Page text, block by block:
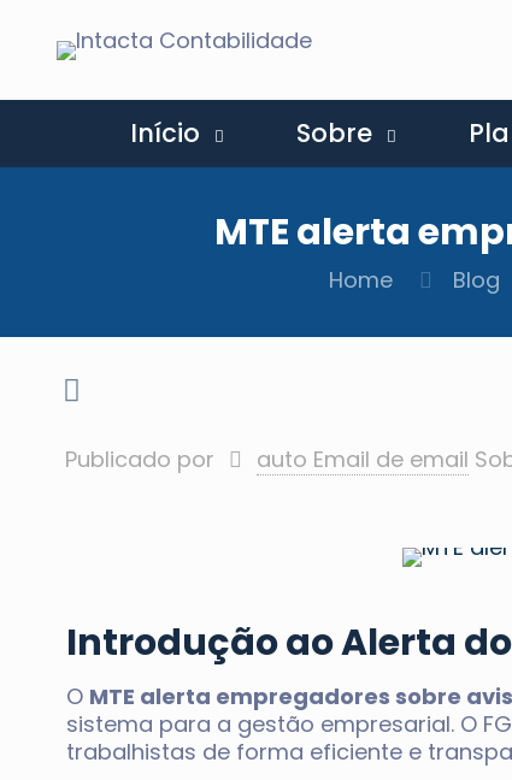
Início Sobre
MTE alerta
Home Blog
Publicado por auto Email de email
Introdução ao Alerta do
O MTE alerta empregadores sobre
sistema para a gestão empresarial. O
trabalhistas de forma eficiente e